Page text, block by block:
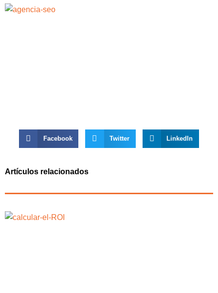
Facebook Twitter LinkedIn
Artículos relacionados